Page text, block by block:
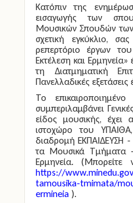
Κατόπιν της
εισαγωγής των
Μουσικών Σπουδών
σχετική εγκύκλιο,
ρεπερτόριο έργων
Εκτέλεση και Ερμηνεία»
τη Διατμηματική
Πανελλαδικές
Το
συμπεριλαμβάνει
είδος μουσικής, έχει
ιστοχώρο του
διαδρομή ΕΚΠΑΙΔΕΥΣΗ -
τα Μουσικά Τμήματα -
Ερμηνεία.
https://
tamousika-tmimata/
ermineia ).